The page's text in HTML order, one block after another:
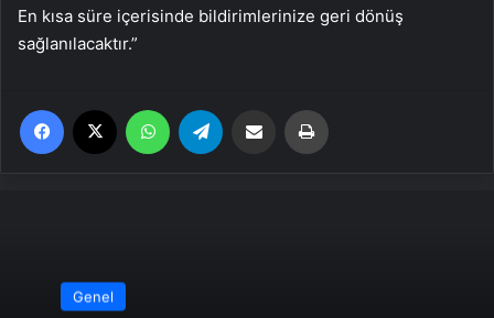
En kısa süre içerisinde bildirimlerinize geri dönüş
sağlanılacaktır.”
Facebook WhatsApp Email'den paylaş
Genel